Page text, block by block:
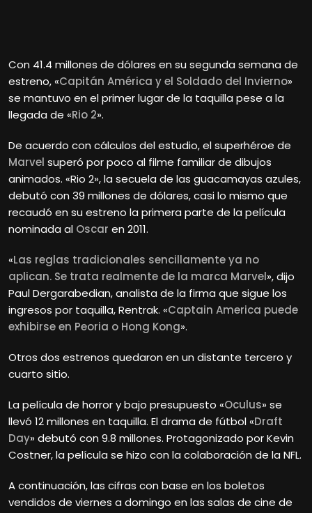
Con 41.4 millones de dólares en su segunda semana de
estreno, «Capitán América y el Soldado del Invierno»
se mantuvo en el primer lugar de la taquilla pese a la
llegada de «Rio 2».
De acuerdo con cálculos del estudio, el superhéroe de
Marvel superó por poco al filme familiar de dibujos
animados. «Rio 2», la secuela de las guacamayas azules,
debutó con 39 millones de dólares, casi lo mismo que
recaudó en su estreno la primera parte de la película
nominada al Oscar en 2011.
«Las reglas tradicionales sencillamente ya no
aplican. Se trata realmente de la marca Marvel», dijo
Paul Dergarabedian, analista de la firma que sigue los
ingresos por taquilla, Rentrak. «Captain America puede
exhibirse en Peoria o Hong Kong».
Otros dos estrenos quedaron en un distante tercero y
cuarto sitio.
La película de horror y bajo presupuesto «Oculus» se
llevó 12 millones en taquilla. El drama de fútbol «Draft
Day» debutó con 9.8 millones. Protagonizado por Kevin
Costner, la película se hizo con la colaboración de la NFL.
A continuación, las cifras con base en los boletos
vendidos de viernes a domingo en las salas de cine de